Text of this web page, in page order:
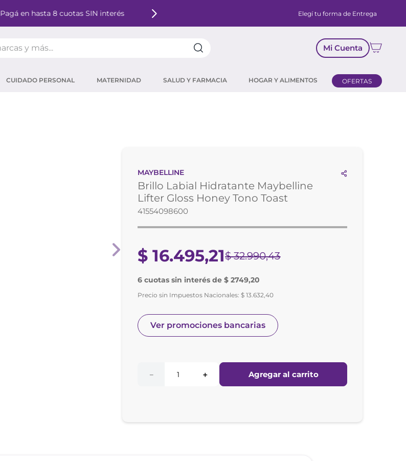
Pagá en hasta 8 cuotas SIN interés Elegí tu forma de Entrega
Mi Cuenta
CUIDADO PERSONAL MATERNIDAD SALUD Y FARMACIA HOGAR Y ALIMENTOS OFERTAS
MAYBELLINE
Brillo Labial Hidratante Maybelline
Lifter Gloss Honey Tono Toast
41554098600
$ 16.495,21$ 32.990,43
6 cuotas sin interés de $ 2749,20
Precio sin Impuestos Nacionales:$ 13.632,40
Ver promociones bancarias
＋
－ Agregar al carrito